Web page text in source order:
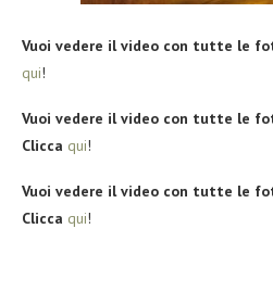
Vuoi vedere il video con tutte le
qui!
Vuoi vedere il video con tutte le
Clicca qui!
Vuoi vedere il video con tutte le
Clicca qui!